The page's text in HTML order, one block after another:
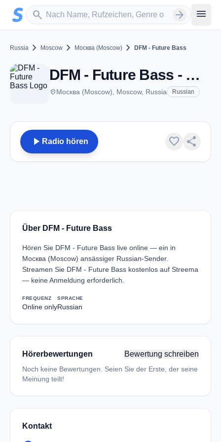
Zum Hauptinhalt springen
search
Sender suchen arrow_forward menu
Russia chevron_right Moscow chevron_right Москва (Moscow) chevron_right DFM - Future Bass
DFM - Future Bass - Москва (Moscow)
placeМосква (Moscow), Moscow, Russia Russian
play_arrow Radio hören favorite share
Über DFM - Future Bass
Hören Sie DFM - Future Bass live online — ein in
Москва (Moscow) ansässiger Russian-Sender.
Streamen Sie DFM - Future Bass kostenlos auf Streema
— keine Anmeldung erforderlich.
FREQUENZ
Online only
SPRACHE
Russian
Hörerbewertungen Bewertung schreiben
Noch keine Bewertungen. Seien Sie der Erste, der seine
Meinung teilt!
Kontakt